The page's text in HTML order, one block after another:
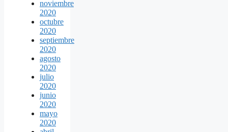
noviembre
2020
octubre
2020
septiembre
2020
agosto
2020
julio
2020
junio
2020
mayo
2020